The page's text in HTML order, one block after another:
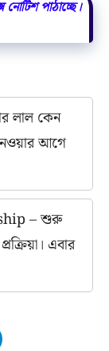
পাঠাচ্ছে।
লাল কেন
আগে
– শুরু
এবার